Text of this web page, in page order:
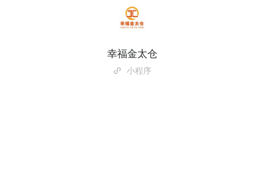
幸福金太仓
小程序